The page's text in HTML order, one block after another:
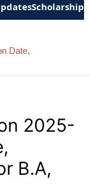
Scholarships
Date,
2025-
B.A,